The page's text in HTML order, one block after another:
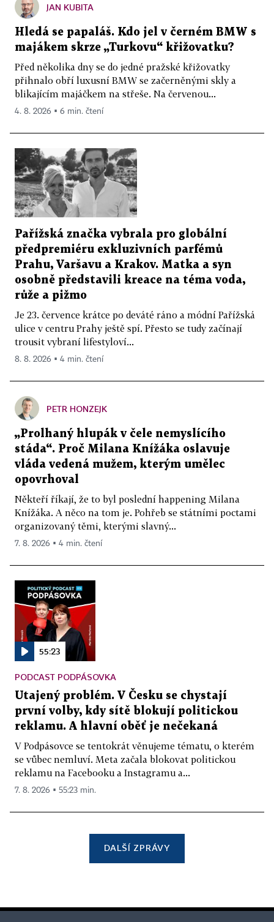
JAN KUBITA
Hledá se papaláš. Kdo jel v černém BMW s
majákem skrze „Turkovu“ křižovatku?
Před několika dny se do jedné pražské křižovatky
přihnalo obří luxusní BMW se začerněnými skly a
blikajícím majáčkem na střeše. Na červenou...
4. 8. 2026 ▪ 6 min. čtení
Pařížská značka vybrala pro globální
předpremiéru exkluzivních parfémů
Prahu, Varšavu a Krakov. Matka a syn
osobně představili kreace na téma voda,
růže a pižmo
Je 23. července krátce po deváté ráno a módní Pařížská
ulice v centru Prahy ještě spí. Přesto se tudy začínají
trousit vybraní lifestyloví...
8. 8. 2026 ▪ 4 min. čtení
PETR HONZEJK
„Prolhaný hlupák v čele nemyslícího
stáda“. Proč Milana Knížáka oslavuje
vláda vedená mužem, kterým umělec
opovrhoval
Někteří říkají, že to byl poslední happening Milana
Knížáka. A něco na tom je. Pohřeb se státními poctami
organizovaný těmi, kterými slavný...
7. 8. 2026 ▪ 4 min. čtení
55:23
PODCAST PODPÁSOVKA
Utajený problém. V Česku se chystají
první volby, kdy sítě blokují politickou
reklamu. A hlavní oběť je nečekaná
V Podpásovce se tentokrát věnujeme tématu, o kterém
se vůbec nemluví. Meta začala blokovat politickou
reklamu na Facebooku a Instagramu a...
7. 8. 2026 ▪ 55:23 min.
DALŠÍ ZPRÁVY